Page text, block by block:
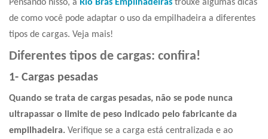
Pensando nisso, a Rio Brás Empilhadeiras trouxe algumas dicas
de como você pode adaptar o uso da empilhadeira a diferentes
tipos de cargas. Veja mais!
Diferentes tipos de cargas: confira!
1- Cargas pesadas
Quando se trata de cargas pesadas, não se pode nunca
ultrapassar o limite de peso indicado pelo fabricante da
empilhadeira. Verifique se a carga está centralizada e ao